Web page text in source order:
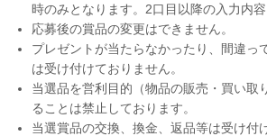
時のみとなります。2口目以降の入力内容
応募後の賞品の変更はできません。
プレゼントが当たらなかったり、間違っ
は受け付けておりません。
当選品を営利目的（物品の販売・買い取
ることは禁止しております。
当選賞品の交換、換金、返品等は受け付